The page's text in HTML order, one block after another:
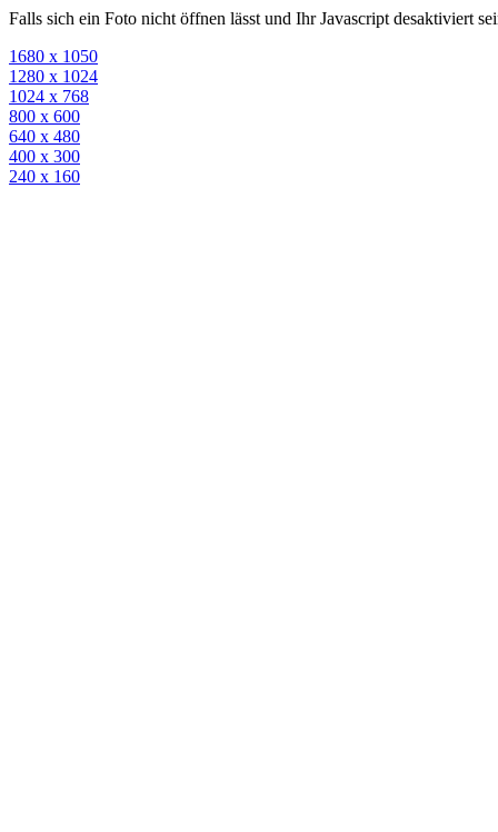
Falls sich ein Foto nicht öffnen lässt und Ihr Javascript desaktiviert
1680 x 1050
1280 x 1024
1024 x 768
800 x 600
640 x 480
400 x 300
240 x 160